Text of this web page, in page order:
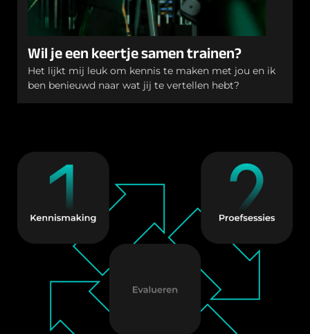
Wil je een keertje samen trainen?
Het lijkt mij leuk om kennis te maken met jou en ik
ben benieuwd naar wat jij te vertellen hebt?